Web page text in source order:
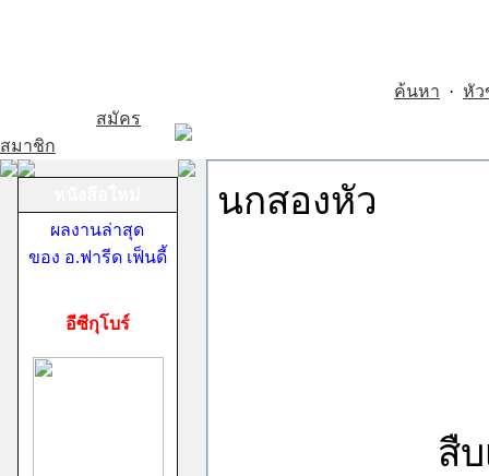
ค้นหา · หัว
สมัคร
สมาชิก
ผลงานล่าสุด
ของ อ.ฟารีด เฟ็นดี้
อีซีกุโบร์
นกสองหัว
สืบเนื่องจา